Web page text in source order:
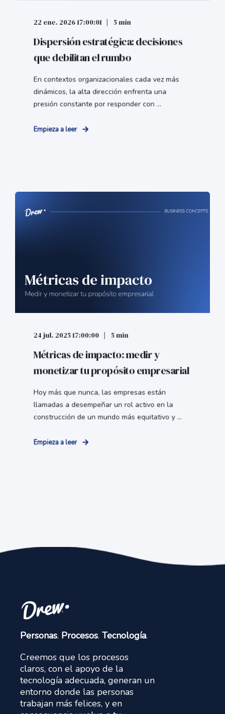
22 ene. 2026 17:00:01 5 min
Dispersión estratégica: decisiones
que debilitan el rumbo
En contextos organizacionales cada vez más
dinámicos, la alta dirección enfrenta una
presión constante por responder con ...
Empieza a leer
24 jul. 2025 17:00:00 5 min
Métricas de impacto: medir y
monetizar tu propósito empresarial
Hoy más que nunca, las empresas están
llamadas a desempeñar un rol activo en la
construcción de un mundo más equitativo y ...
Empieza a leer
Personas. Procesos. Tecnología.
Creemos que los procesos
claros, con el apoyo de la
tecnología adecuada, generan un
entorno donde las personas
trabajan más felices, y en